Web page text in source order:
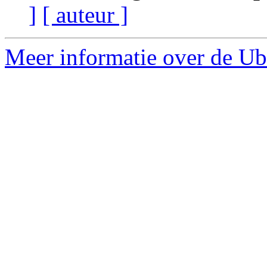
] [ auteur ]
Meer informatie over de